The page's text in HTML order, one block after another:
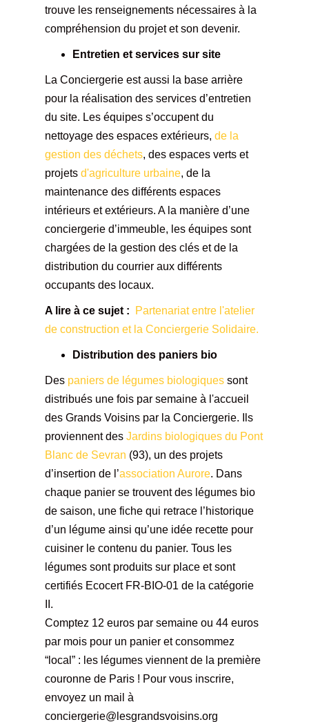
trouve les renseignements nécessaires à la
compréhension du projet et son devenir.
Entretien et services sur site
La Conciergerie est aussi la base arrière
pour la réalisation des services d’entretien
du site. Les équipes s’occupent du
nettoyage des espaces extérieurs, de la
gestion des déchets, des espaces verts et
projets d'agriculture urbaine, de la
maintenance des différents espaces
intérieurs et extérieurs. A la manière d’une
conciergerie d’immeuble, les équipes sont
chargées de la gestion des clés et de la
distribution du courrier aux différents
occupants des locaux.
A lire à ce sujet :
Partenariat entre l'atelier
de construction et la Conciergerie Solidaire.
Distribution des paniers bio
Des paniers de légumes biologiques sont
distribués une fois par semaine à l'accueil
des Grands Voisins par la Conciergerie. Ils
proviennent des Jardins biologiques du Pont
Blanc de Sevran (93), un des projets
d’insertion de l’association Aurore. Dans
chaque panier se trouvent des légumes bio
de saison, une fiche qui retrace l’historique
d’un légume ainsi qu’une idée recette pour
cuisiner le contenu du panier. Tous les
légumes sont produits sur place et sont
certifiés Ecocert FR-BIO-01 de la catégorie
II.
Comptez 12 euros par semaine ou 44 euros
par mois pour un panier et consommez
“local” : les légumes viennent de la première
couronne de Paris ! Pour vous inscrire,
envoyez un mail à
conciergerie@lesgrandsvoisins.org